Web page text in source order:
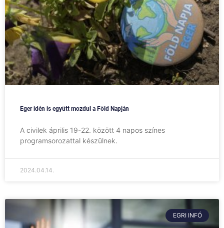
Eger idén is együtt mozdul a Föld Napján
A civilek április 19-22. között 4 napos színes
programsorozattal készülnek.
2024.04.14.
EGRI INFÓ